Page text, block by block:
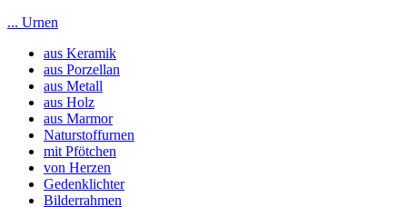
... Urnen
aus Keramik
aus Porzellan
aus Metall
aus Holz
aus Marmor
Naturstoffurnen
mit Pfötchen
von Herzen
Gedenklichter
Bilderrahmen